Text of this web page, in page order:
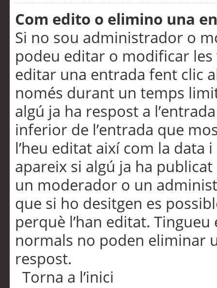
Com edito o elimino una
Si no sou administrador o
podeu editar o modificar
editar una entrada fent clic
només durant un temps
algú ja ha respost a
inferior de l’entrada que
l’heu editat així com la data
apareix si algú ja ha
un moderador o un
que si ho desitgen es
perquè l’han editat.
normals no poden eliminar
respost.
Torna a l’inici